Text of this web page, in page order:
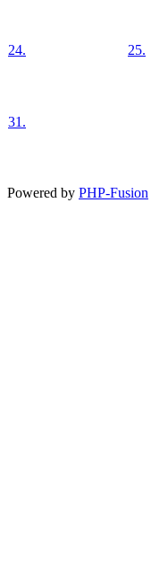
24. 25.
31.
Powered by PHP-Fusion